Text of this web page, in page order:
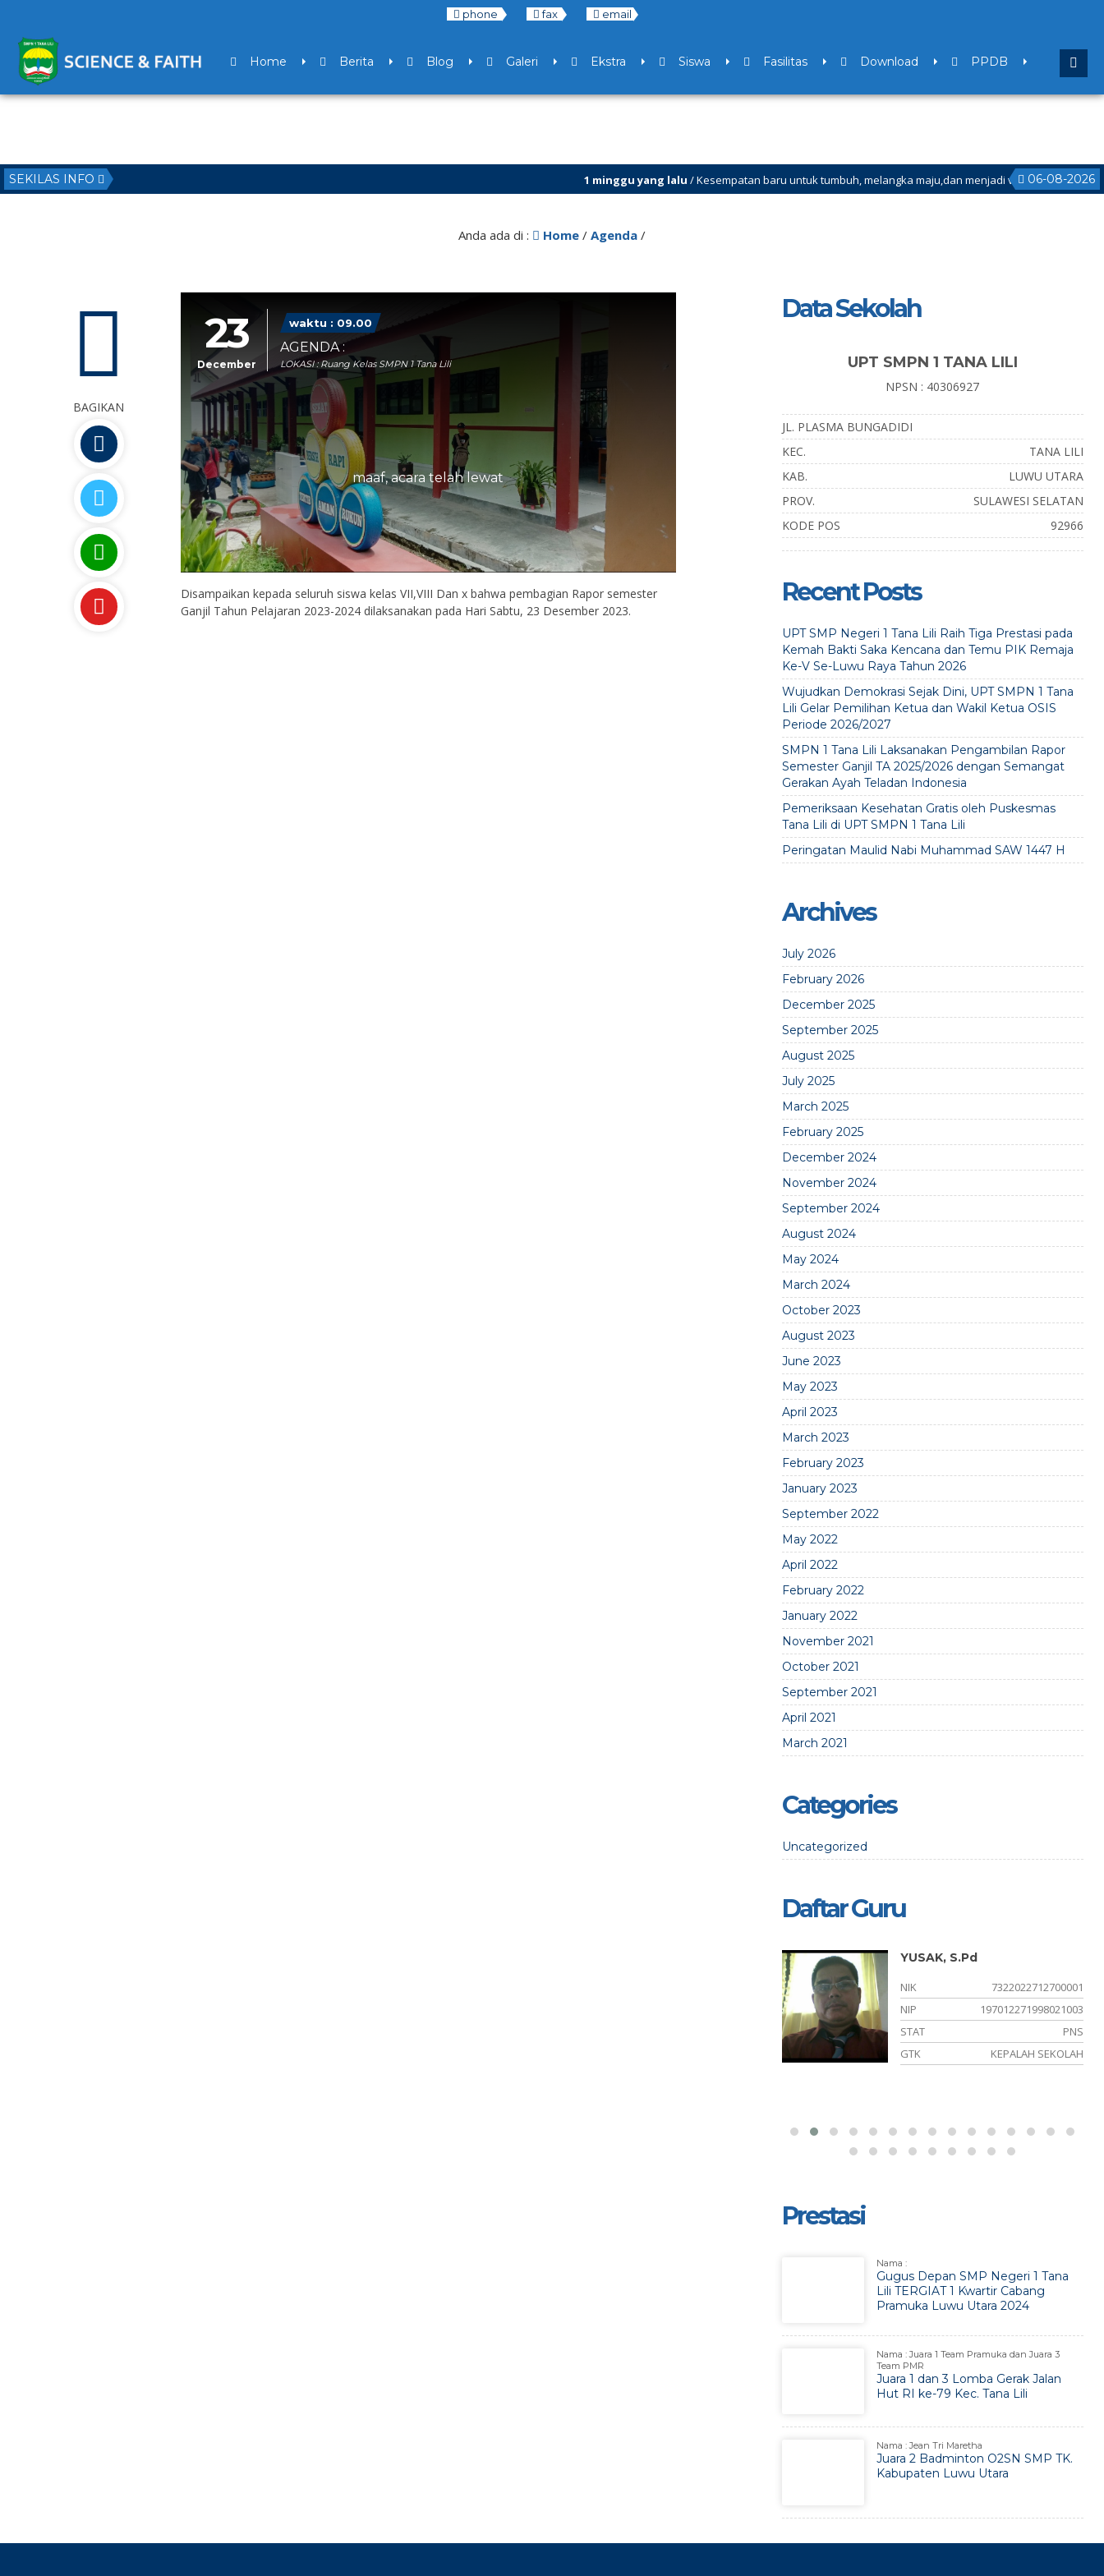
phone fax email
Home Berita Blog Galeri Ekstra Siswa Fasilitas Download PPDB
SEKILAS INFO 06-08-2026
1 minggu yang lalu/ Kesempatan baru untuk tumbuh, melangka maju,dan menjadi versi terbaik bagi dirimu.
Anda ada di : Home / Agenda /
BAGIKAN
23
December
waktu : 09.00
AGENDA :
LOKASI : Ruang Kelas SMPN 1 Tana Lili
maaf, acara telah lewat
Disampaikan kepada seluruh siswa kelas VII,VIII Dan x bahwa pembagian Rapor semester
Ganjil Tahun Pelajaran 2023-2024 dilaksanakan pada Hari Sabtu, 23 Desember 2023.
Data Sekolah
UPT SMPN 1 TANA LILI
NPSN : 40306927
JL. PLASMA BUNGADIDI
KEC.
TANA LILI
KAB.
LUWU UTARA
PROV.
SULAWESI SELATAN
KODE POS
92966
Recent Posts
UPT SMP Negeri 1 Tana Lili Raih Tiga Prestasi pada
Kemah Bakti Saka Kencana dan Temu PIK Remaja
Ke-V Se-Luwu Raya Tahun 2026
Wujudkan Demokrasi Sejak Dini, UPT SMPN 1 Tana
Lili Gelar Pemilihan Ketua dan Wakil Ketua OSIS
Periode 2026/2027
SMPN 1 Tana Lili Laksanakan Pengambilan Rapor
Semester Ganjil TA 2025/2026 dengan Semangat
Gerakan Ayah Teladan Indonesia
Pemeriksaan Kesehatan Gratis oleh Puskesmas
Tana Lili di UPT SMPN 1 Tana Lili
Peringatan Maulid Nabi Muhammad SAW 1447 H
Archives
July 2026
February 2026
December 2025
September 2025
August 2025
July 2025
March 2025
February 2025
December 2024
November 2024
September 2024
August 2024
May 2024
March 2024
October 2023
August 2023
June 2023
May 2023
April 2023
March 2023
February 2023
January 2023
September 2022
May 2022
April 2022
February 2022
January 2022
November 2021
October 2021
September 2021
April 2021
March 2021
Categories
Uncategorized
Daftar Guru
YUSAK, S.Pd
NIK
7322022712700001
NIP
197012271998021003
STAT
PNS
GTK
KEPALAH SEKOLAH
Prestasi
Nama :
Gugus Depan SMP Negeri 1 Tana
Lili TERGIAT 1 Kwartir Cabang
Pramuka Luwu Utara 2024
Nama : Juara 1 Team Pramuka dan Juara 3
Team PMR
Juara 1 dan 3 Lomba Gerak Jalan
Hut RI ke-79 Kec. Tana Lili
Nama : Jean Tri Maretha
Juara 2 Badminton O2SN SMP TK.
Kabupaten Luwu Utara